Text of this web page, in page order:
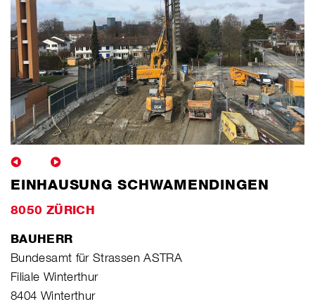
EINHAUSUNG SCHWAMENDINGEN
8050 ZÜRICH
BAUHERR
Bundesamt für Strassen ASTRA
Filiale Winterthur
8404 Winterthur